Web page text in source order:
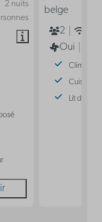
2 nuits
belge
2
Oui
Cuisine
Lit double